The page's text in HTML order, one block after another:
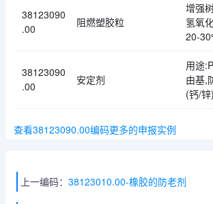
38123090
.00
阻燃塑胶粒
增强
氢氧
20-
38123090
.00
安定剂
用途
由基,
(钙/
查看38123090.00编码更多的申报实例
上一编码： 38123010.00-橡胶的防老剂